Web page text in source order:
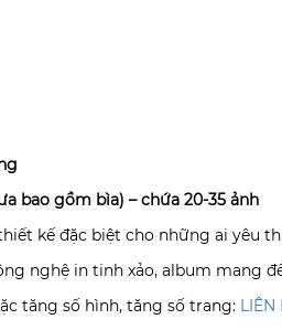
bao gồm bìa) – chứa 20-35 ảnh
kế đặc biệt cho những ai yêu
nghệ in tinh xảo, album
tăng số hình, tăng số trang: LIÊN